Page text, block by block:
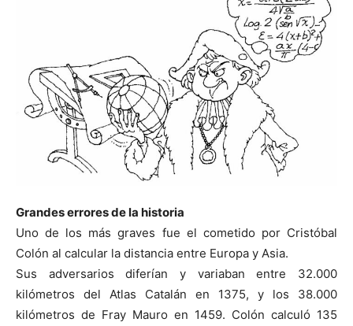
Grandes errores de la historia
Uno de los más graves fue el cometido por Cristóbal
Colón al calcular la distancia entre Europa y Asia.
Sus adversarios diferían y variaban entre 32.000
kilómetros del Atlas Catalán en 1375, y los 38.000
kilómetros de Fray Mauro en 1459. Colón calculó 135